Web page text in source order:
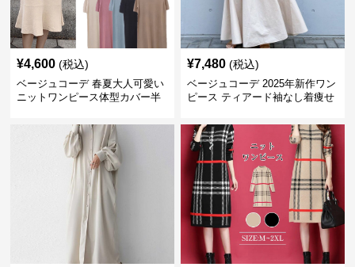
¥4,600 (税込)
ベージュコーデ 春夏大人可愛い
ニットワンピース体型カバー半
¥7,480 (税込)
ベージュコーデ 2025年新作ワン
ピース ティアード袖なし着痩せ